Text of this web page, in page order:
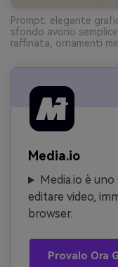
Prompt: elegante
sfondo avorio
raffinata, ornamenti
Media.io
Media.io è
editare video,
browser.
Provalo Ora